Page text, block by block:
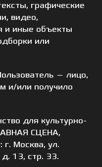
графические
видео,
и иные объекты
или
— лицо,
и/или получило
для культурно-
СЦЕНА,
Москва, ул.
13, стр. 33.